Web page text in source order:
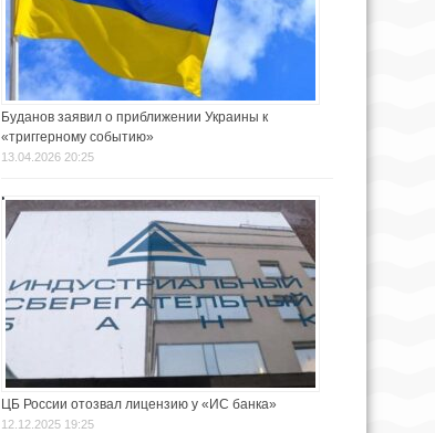
Буданов заявил о приближении Украины к
«триггерному событию»
13.04.2026 20:25
ЦБ России отозвал лицензию у «ИС банка»
12.12.2025 19:25